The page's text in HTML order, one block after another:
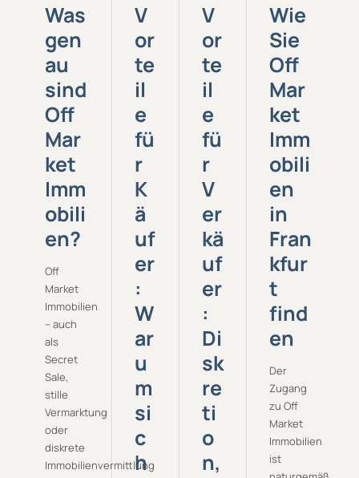
Was
gen
au
sind
Off
Mar
ket
Imm
obili
en?
Off
Market
Immobilien
– auch
als
Secret
Sale,
stille
Vermarktung
oder
diskrete
Immobilienvermittlung
V
or
te
il
e
fü
r
K
ä
uf
er
:
W
ar
u
m
si
c
h
V
or
te
il
e
fü
r
V
er
kä
uf
er
:
Di
sk
re
ti
o
n,
Wie
Sie
Off
Mar
ket
Imm
obili
en
in
Fran
kfur
t
find
en
Der
Zugang
zu Off
Market
Immobilien
ist